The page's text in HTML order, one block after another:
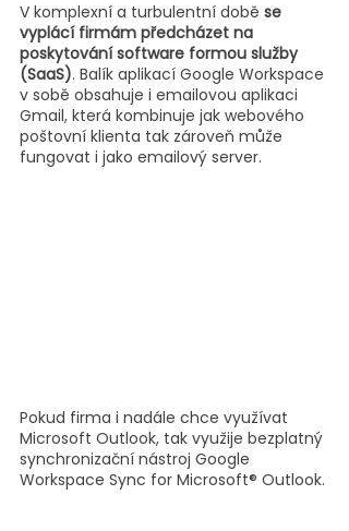
V komplexní a turbulentní době se
vyplácí firmám předcházet na
poskytování software formou služby
(SaaS). Balík aplikací Google Workspace
v sobě obsahuje i emailovou aplikaci
Gmail, která kombinuje jak webového
poštovní klienta tak zároveň může
fungovat i jako emailový server.
Pokud firma i nadále chce využívat
Microsoft Outlook, tak využije bezplatný
synchronizační nástroj Google
Workspace Sync for Microsoft® Outlook.